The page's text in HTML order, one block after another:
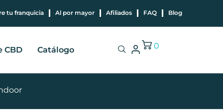
tu franquicia Al por mayor Afiliados FAQ Blog
CBD Catálogo 0